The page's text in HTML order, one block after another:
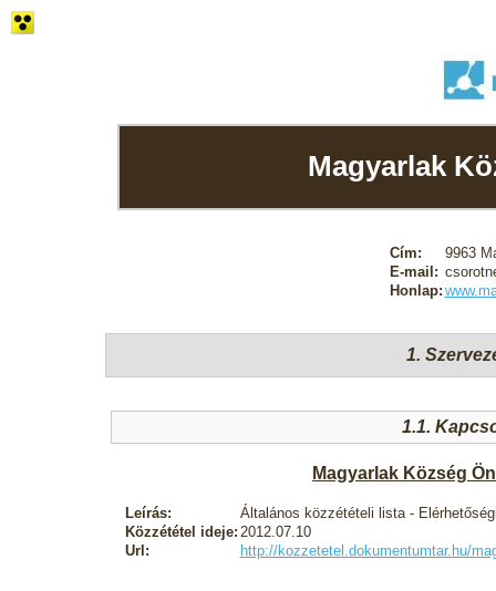
Magyarlak
Cím:
9963
E-mail:
Honlap:
1.
1.1.
Magyarlak Község
Leírás:
Általános közzétételi lista -
Közzététel ideje: 2012.07.10
Url:
http://kozzetetel.dokumentumtar.hu/